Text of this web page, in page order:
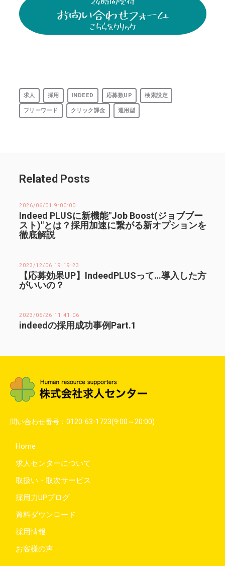
求人 採用 INDEED 応募数UP 検索設定
フリーワード クリック課金 運用型
Related Posts
2026/06/01 9:00:00
Indeed PLUSに新機能"Job Boost(ジョブブー
スト)"とは？採用加速に繋がる新オプションを
徹底解説
2023/12/06 19:19:23
【応募効果UP】IndeedPLUSって…導入した方
がいいの？
2023/06/26 11:41:06
indeedの採用成功事例Part.1
問い合わせ番号： 0120-63-1723(9:00～20:00)
Home
求人センターについて
取扱い・取次サービス
採用力UPブログ
資料ダウンロード
採用情報
お客様の声